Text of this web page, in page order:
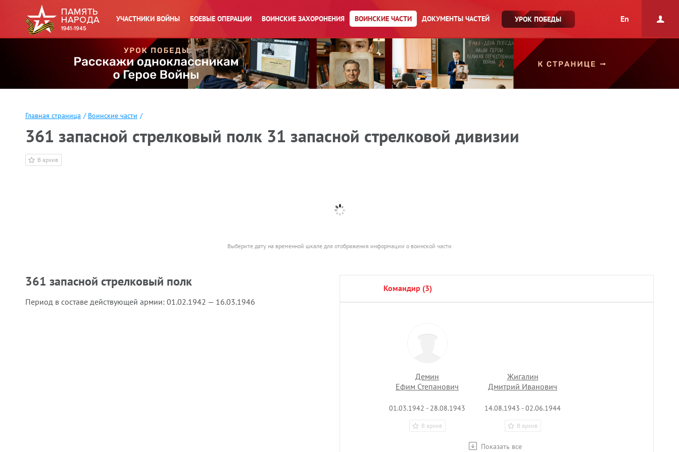
УЧАСТНИКИ ВОЙНЫ БОЕВЫЕ ОПЕРАЦИИ ВОИНСКИЕ ЗАХОРОНЕНИЯ ВОИНСКИЕ ЧАСТИ ДОКУМЕНТЫ ЧАСТЕЙ УРОК ПОБЕДЫ En
Главная страница / Воинские части /
361 запасной стрелковый полк 31 запасной стрелковой дивизии
В архив
Выберите дату на временной шкале для отображения информации о воинской части
361 запасной стрелковый полк
Период в составе действующей армии: 01.02.1942 — 16.03.1946
командир (3)
Показать все
Демин
Ефим Степанович
01.03.1942 - 28.08.1943
В архив
Жигалин
Дмитрий Иванович
14.08.1943 - 02.06.1944
В архив